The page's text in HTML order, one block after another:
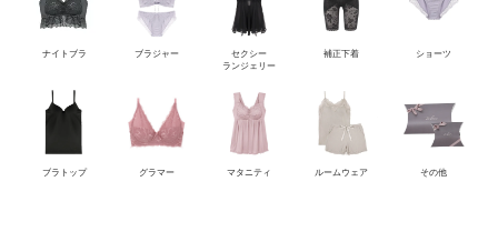
ナイトブラ ブラジャー
セクシー
ランジェリー
補正下着 ショーツ
ブラトップ グラマー マタニティ ルームウェア その他